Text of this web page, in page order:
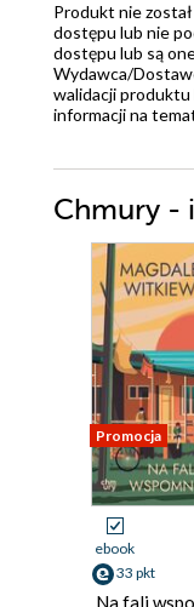
Produkt nie
dostępu lub nie
dostępu lub są
Wydawca/
walidacji produktu
informacji na
Chmury -
Promocja
ebook
33 pkt
Na fali